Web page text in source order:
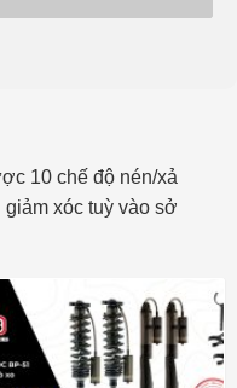
10 chế độ nén/xả
giảm xóc tuỳ vào sở